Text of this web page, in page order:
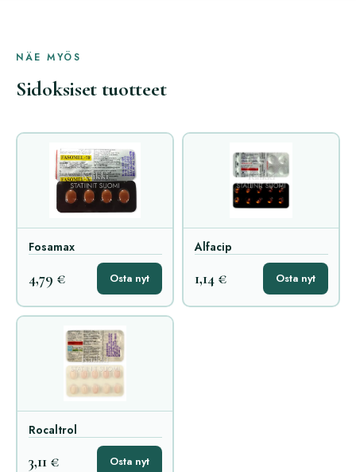
NÄE MYÖS
Sidoksiset tuotteet
Fosamax
4,79 € Osta nyt
Alfacip
1,14 € Osta nyt
Rocaltrol
3,11 € Osta nyt